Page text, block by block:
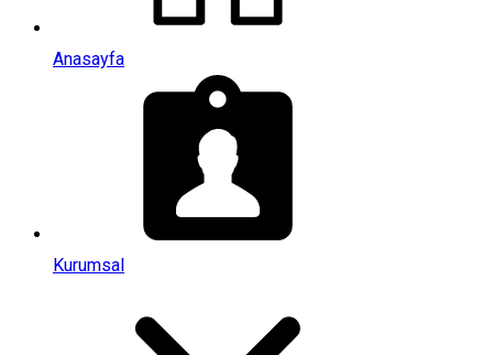
Anasayfa
Kurumsal